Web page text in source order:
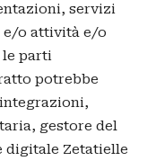
servizi
e/o attività e/o
parti
potrebbe
gestore del
digitale Zetatielle